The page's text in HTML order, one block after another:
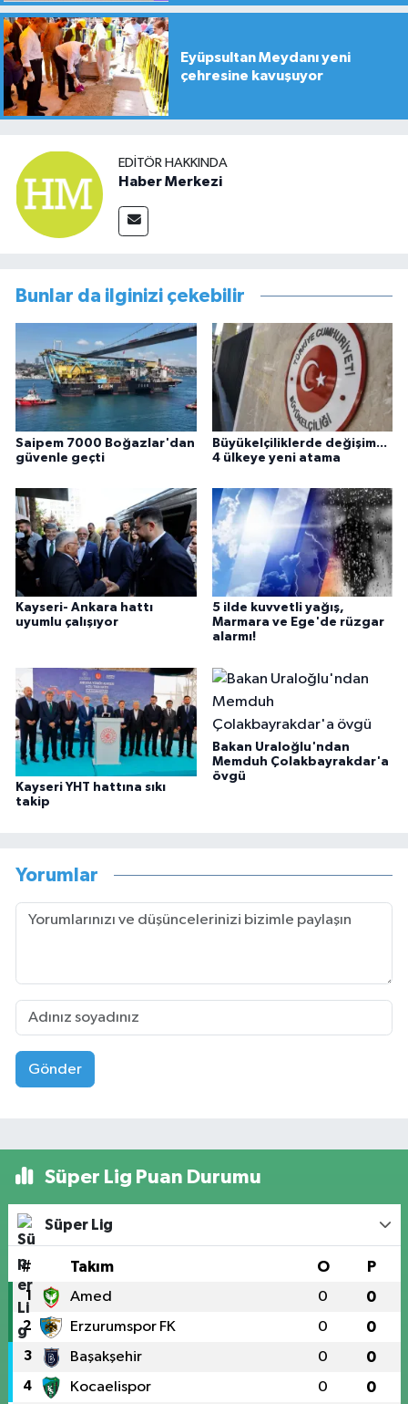
Eyüpsultan Meydanı yeni
çehresine kavuşuyor
EDITÖR HAKKINDA
Haber Merkezi
Bunlar da ilginizi çekebilir
Saipem 7000 Boğazlar'dan
güvenle geçti
Büyükelçiliklerde değişim...
4 ülkeye yeni atama
Kayseri- Ankara hattı
uyumlu çalışıyor
5 ilde kuvvetli yağış,
Marmara ve Ege'de rüzgar
alarmı!
Kayseri YHT hattına sıkı
takip
Bakan Uraloğlu'ndan
Memduh Çolakbayrakdar'a
övgü
Yorumlar
Gönder
Süper Lig Puan Durumu
Süper Lig
# Takım O P
1 Amed 0 0
2 Erzurumspor FK 0 0
3 Başakşehir 0 0
4 Kocaelispor 0 0